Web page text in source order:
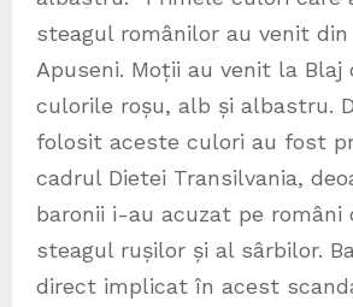
steagul românilor au venit
Apuseni. Moții au venit la Blaj
culorile roșu, alb și albastru.
folosit aceste culori au fost
cadrul Dietei Transilvania,
baronii i-au acuzat pe
steagul rușilor și al sârbilor.
direct implicat în acest